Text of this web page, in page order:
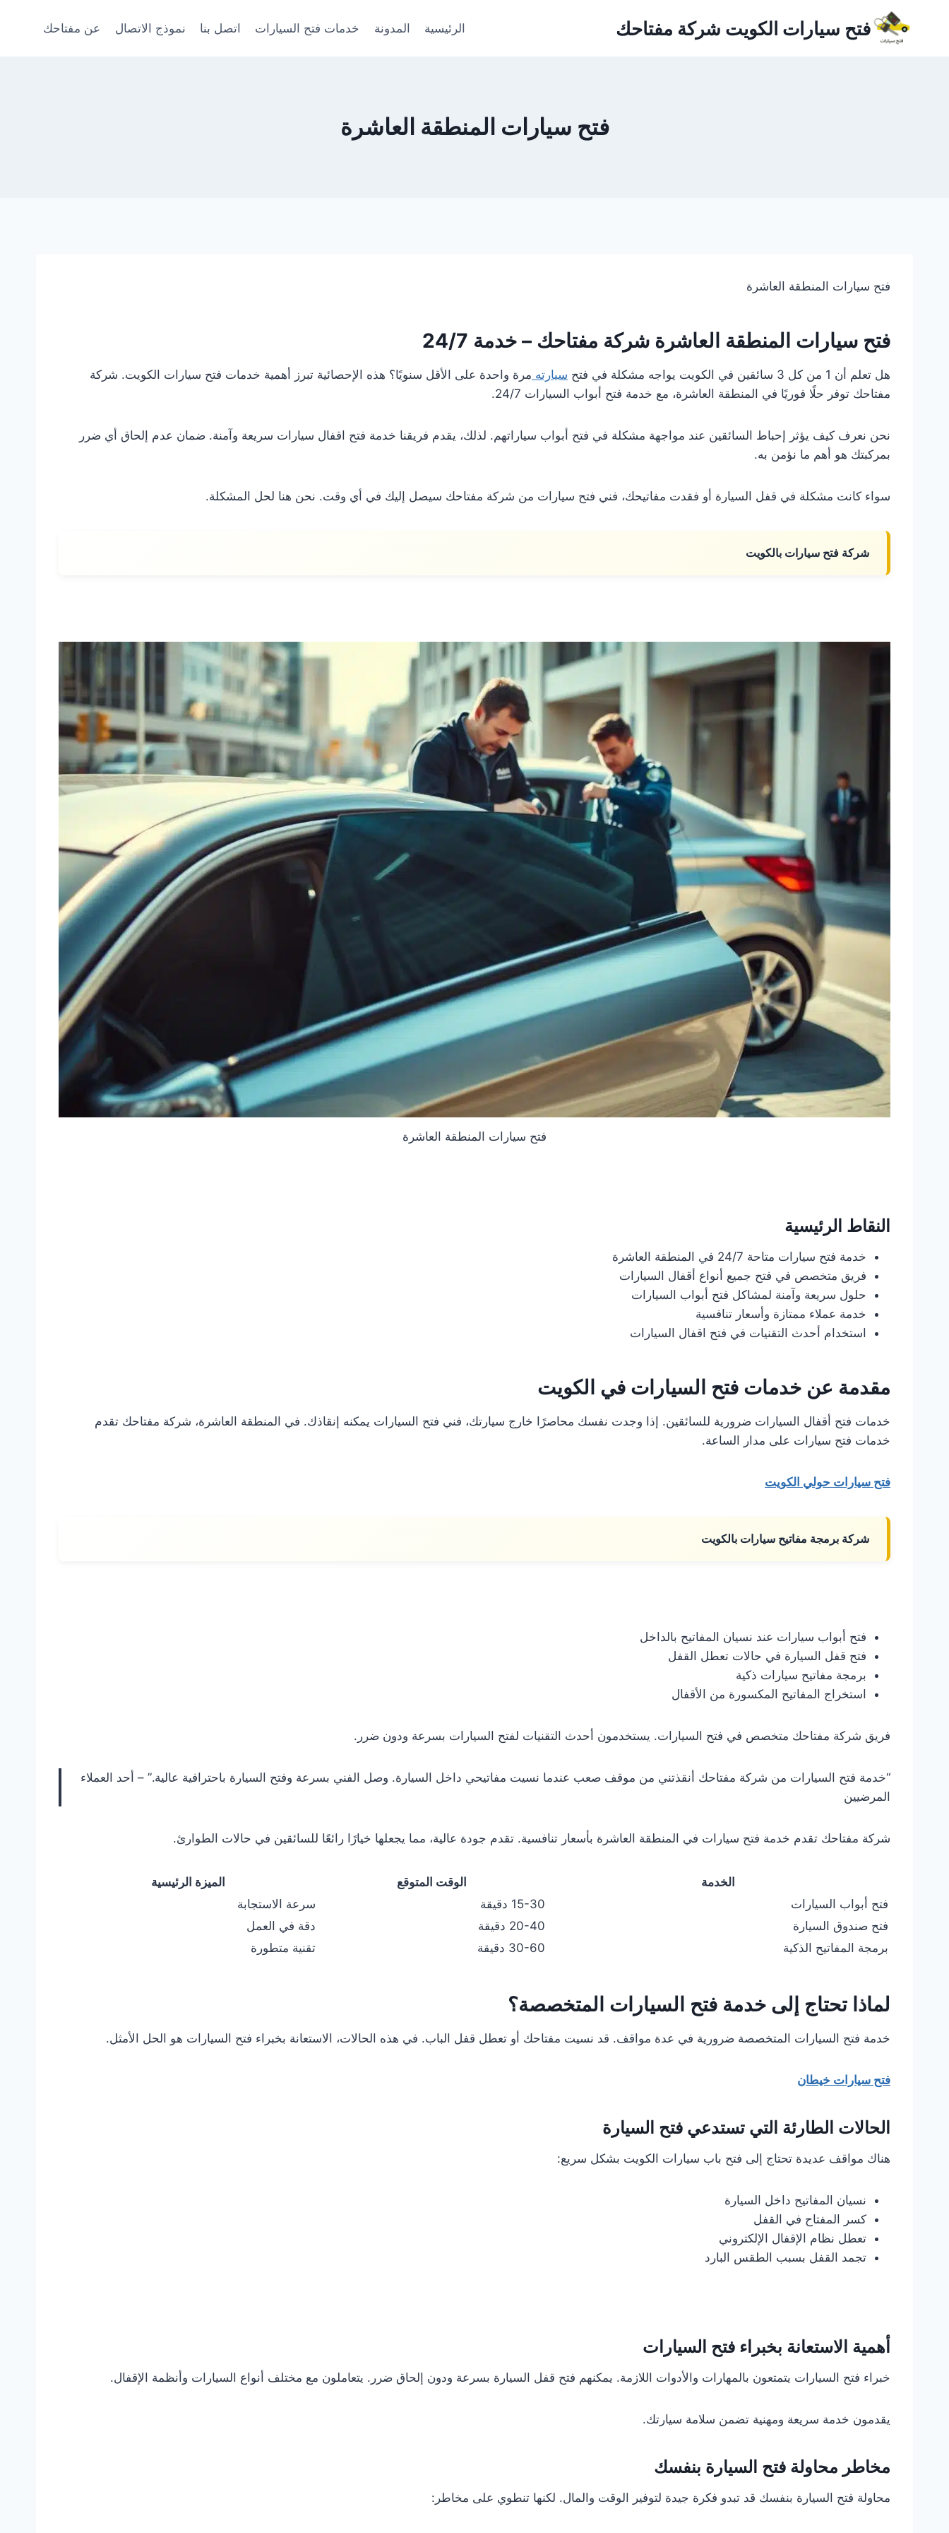
فتح سيارات الكويت شركة مفتاحك الرئيسية المدونة خدمات فتح السيارات اتصل بنا نموذج الاتصال عن مفتاحك
فتح سيارات المنطقة العاشرة
فتح سيارات المنطقة العاشرة
فتح سيارات المنطقة العاشرة شركة مفتاحك – خدمة 24/7
هل تعلم أن 1 من كل 3 سائقين في الكويت يواجه مشكلة في فتح سيارته مرة واحدة على الأقل سنويًا؟ هذه الإحصائية تبرز أهمية خدمات فتح سيارات الكويت. شركة
مفتاحك توفر حلًا فوريًا في المنطقة العاشرة، مع خدمة فتح أبواب السيارات 24/7.
نحن نعرف كيف يؤثر إحباط السائقين عند مواجهة مشكلة في فتح أبواب سياراتهم. لذلك، يقدم فريقنا خدمة فتح اقفال سيارات سريعة وآمنة. ضمان عدم إلحاق أي ضرر
بمركبتك هو أهم ما نؤمن به.
سواء كانت مشكلة في قفل السيارة أو فقدت مفاتيحك، فني فتح سيارات من شركة مفتاحك سيصل إليك في أي وقت. نحن هنا لحل المشكلة.
شركة فتح سيارات بالكويت
فتح سيارات المنطقة العاشرة
النقاط الرئيسية
خدمة فتح سيارات متاحة 24/7 في المنطقة العاشرة
فريق متخصص في فتح جميع أنواع أقفال السيارات
حلول سريعة وآمنة لمشاكل فتح أبواب السيارات
خدمة عملاء ممتازة وأسعار تنافسية
استخدام أحدث التقنيات في فتح اقفال السيارات
مقدمة عن خدمات فتح السيارات في الكويت
خدمات فتح أقفال السيارات ضرورية للسائقين. إذا وجدت نفسك محاصرًا خارج سيارتك، فني فتح السيارات يمكنه إنقاذك. في المنطقة العاشرة، شركة مفتاحك تقدم
خدمات فتح سيارات على مدار الساعة.
فتح سيارات حولي الكويت
شركة برمجة مفاتيح سيارات بالكويت
فتح أبواب سيارات عند نسيان المفاتيح بالداخل
فتح قفل السيارة في حالات تعطل القفل
برمجة مفاتيح سيارات ذكية
استخراج المفاتيح المكسورة من الأقفال
فريق شركة مفتاحك متخصص في فتح السيارات. يستخدمون أحدث التقنيات لفتح السيارات بسرعة ودون ضرر.
“خدمة فتح السيارات من شركة مفتاحك أنقذتني من موقف صعب عندما نسيت مفاتيحي داخل السيارة. وصل الفني بسرعة وفتح السيارة باحترافية عالية.” – أحد العملاء
المرضيين
شركة مفتاحك تقدم خدمة فتح سيارات في المنطقة العاشرة بأسعار تنافسية. تقدم جودة عالية، مما يجعلها خيارًا رائعًا للسائقين في حالات الطوارئ.
الخدمة الوقت المتوقع
الميزة الرئيسية
فتح أبواب السيارات
15-30 دقيقة
سرعة الاستجابة
فتح صندوق السيارة
20-40 دقيقة
دقة في العمل
برمجة المفاتيح الذكية
30-60 دقيقة تقنية متطورة
لماذا تحتاج إلى خدمة فتح السيارات المتخصصة؟
خدمة فتح السيارات المتخصصة ضرورية في عدة مواقف. قد نسيت مفتاحك أو تعطل قفل الباب. في هذه الحالات، الاستعانة بخبراء فتح السيارات هو الحل الأمثل.
فتح سيارات خيطان
الحالات الطارئة التي تستدعي فتح السيارة
هناك مواقف عديدة تحتاج إلى فتح باب سيارات الكويت بشكل سريع:
نسيان المفاتيح داخل السيارة
كسر المفتاح في القفل
تعطل نظام الإقفال الإلكتروني
تجمد القفل بسبب الطقس البارد
أهمية الاستعانة بخبراء فتح السيارات
خبراء فتح السيارات يتمتعون بالمهارات والأدوات اللازمة. يمكنهم فتح قفل السيارة بسرعة ودون إلحاق ضرر. يتعاملون مع مختلف أنواع السيارات وأنظمة الإقفال.
يقدمون خدمة سريعة ومهنية تضمن سلامة سيارتك.
مخاطر محاولة فتح السيارة بنفسك
محاولة فتح السيارة بنفسك قد تبدو فكرة جيدة لتوفير الوقت والمال. لكنها تنطوي على مخاطر: